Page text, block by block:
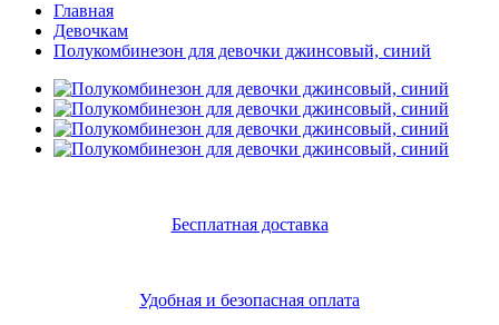
Главная
Девочкам
Полукомбинезон для девочки джинсовый, синий
Бесплатная доставка
Удобная и безопасная оплата